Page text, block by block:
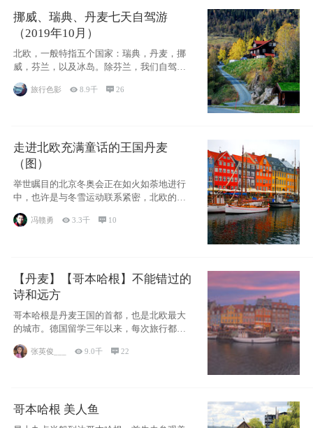
挪威、瑞典、丹麦七天自驾游
（2019年10月）
北欧，一般特指五个国家：瑞典，丹麦，挪
威，芬兰，以及冰岛。除芬兰，我们自驾游
旅行色影 8.9千 26
走进北欧充满童话的王国丹麦
（图）
举世瞩目的北京冬奥会正在如火如荼地进行
中，也许是与冬雪运动联系紧密，北欧的一
些国家因
冯赣勇 3.3千  10
【丹麦】【哥本哈根】不能错过的
诗和远方
哥本哈根是丹麦王国的首都，也是北欧最大
的城市。德国留学三年以来，每次旅行都是
张英俊___ 9.0千 22
哥本哈根 美人鱼